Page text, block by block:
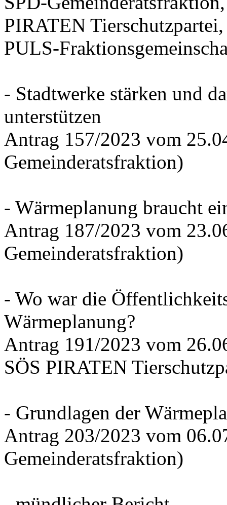
PIRATEN Tierschutzpartei,
PULS-
- Stadtwerke stärken und
unterstützen
Antrag 157/2023 vom
Gemeinderatsfraktion)
- Wärmeplanung braucht
Antrag 187/2023 vom
Gemeinderatsfraktion)
- Wo war die
Wärmeplanung?
Antrag 191/2023 vom
SÖS PIRATEN
- Grundlagen der
Antrag 203/2023 vom
Gemeinderatsfraktion)